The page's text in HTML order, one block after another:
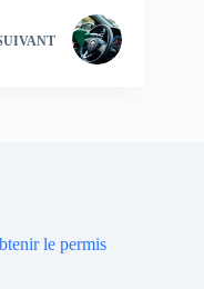
le permis